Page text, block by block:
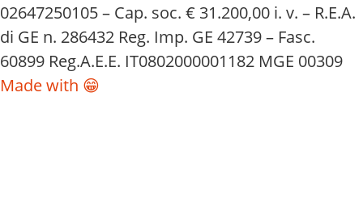
02647250105 – Cap. soc. € 31.200,00 i. v. – R.E.A.
di GE n. 286432 Reg. Imp. GE 42739 – Fasc.
60899 Reg.A.E.E. IT0802000001182 MGE 00309
Made with 😁